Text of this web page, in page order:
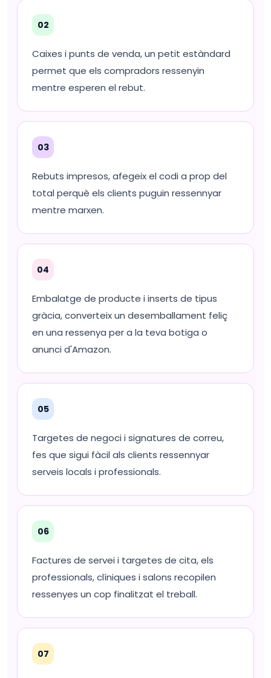
02
Caixes i punts de venda, un petit estàndard
permet que els compradors ressenyin
mentre esperen el rebut.
03
Rebuts impresos, afegeix el codi a prop del
total perquè els clients puguin ressennyar
mentre marxen.
04
Embalatge de producte i inserts de tipus
gràcia, converteix un desemballament feliç
en una ressenya per a la teva botiga o
anunci d'Amazon.
05
Targetes de negoci i signatures de correu,
fes que sigui fàcil als clients ressennyar
serveis locals i professionals.
06
Factures de servei i targetes de cita, els
professionals, clíniques i salons recopilen
ressenyes un cop finalitzat el treball.
07